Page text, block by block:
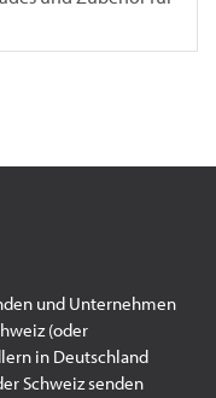
und Unternehmen
(oder
in Deutschland
Schweiz senden